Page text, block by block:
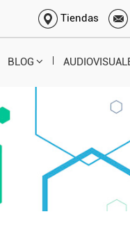
Tiendas
BLOG